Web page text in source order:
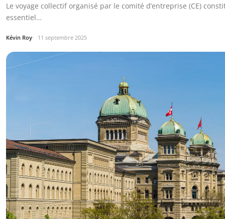
Le voyage collectif organisé par le comité d’entreprise (CE)
essentiel…
Kévin Roy 11 septembre 2025